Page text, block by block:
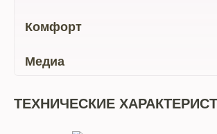
Комфорт
Медиа
ТЕХНИЧЕСКИЕ